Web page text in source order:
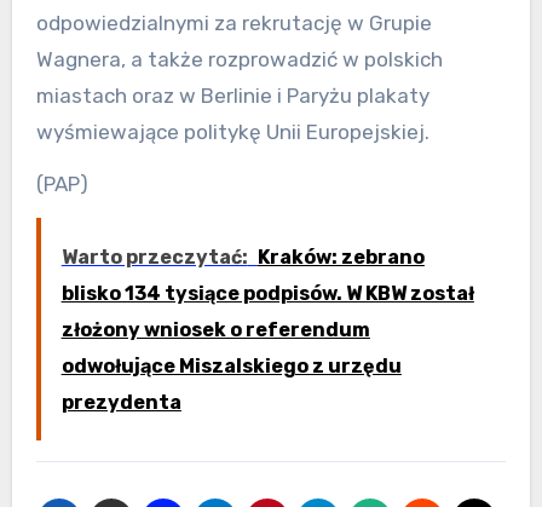
odpowiedzialnymi za rekrutację w Grupie
Wagnera, a także rozprowadzić w polskich
miastach oraz w Berlinie i Paryżu plakaty
wyśmiewające politykę Unii Europejskiej.
(PAP)
Warto przeczytać: Kraków: zebrano
blisko 134 tysiące podpisów. W KBW został
złożony wniosek o referendum
odwołujące Miszalskiego z urzędu
prezydenta